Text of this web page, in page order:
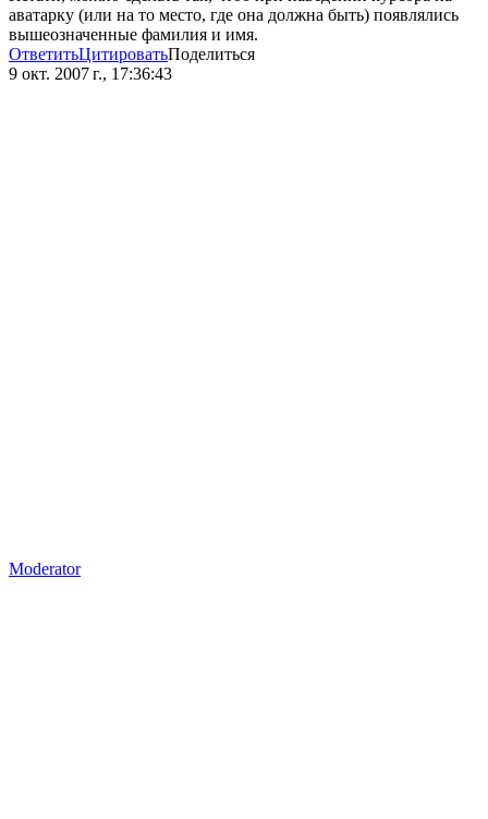
аватарку (или на то место, где она должна быть) появлялись
вышеозначенные фамилия и имя.
ОтветитьЦитироватьПоделиться
9 окт. 2007 г., 17:36:43
Moderator